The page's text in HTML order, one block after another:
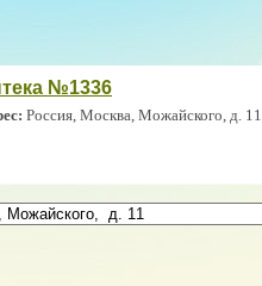
№1336
Россия, Москва, Можайского, д. 11